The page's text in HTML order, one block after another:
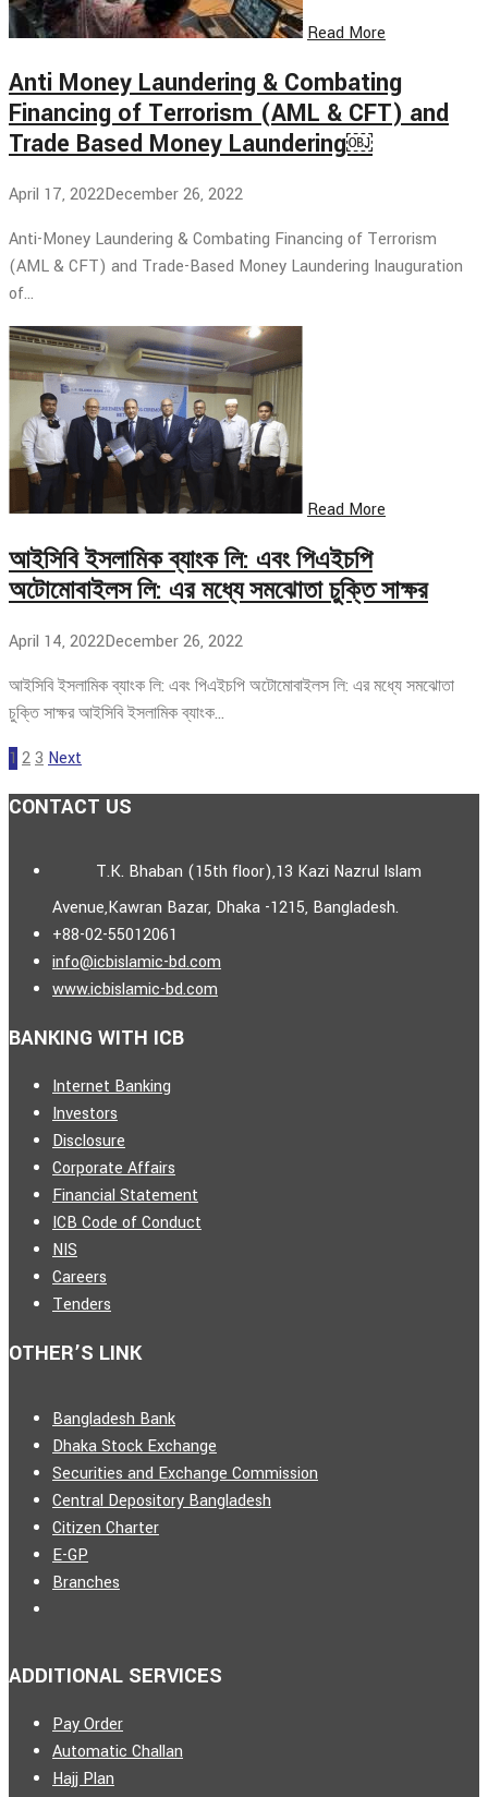
Read More
Anti Money Laundering & Combating
Financing of Terrorism (AML & CFT) and
Trade Based Money Laundering￼
April 17, 2022December 26, 2022
Anti-Money Laundering & Combating Financing of Terrorism
(AML & CFT) and Trade-Based Money Laundering Inauguration
of…
Read More
আইসিবি ইসলামিক ব্যাংক লি: এবং পিএইচপি
অটোমোবাইলস লি: এর মধ্যে সমঝোতা চুক্তি সাক্ষর
April 14, 2022December 26, 2022
আইসিবি ইসলামিক ব্যাংক লি: এবং পিএইচপি অটোমোবাইলস লি: এর মধ্যে সমঝোতা
চুক্তি সাক্ষর আইসিবি ইসলামিক ব্যাংক…
1 23 Next
CONTACT US
T.K. Bhaban (15th floor),13 Kazi Nazrul Islam
Avenue,Kawran Bazar, Dhaka -1215, Bangladesh.
+88-02-55012061
info@icbislamic-bd.com
www.icbislamic-bd.com
BANKING WITH ICB
Internet Banking
Investors
Disclosure
Corporate Affairs
Financial Statement
ICB Code of Conduct
NIS
Careers
Tenders
OTHER’S LINK
Bangladesh Bank
Dhaka Stock Exchange
Securities and Exchange Commission
Central Depository Bangladesh
Citizen Charter
E-GP
Branches
ADDITIONAL SERVICES
Pay Order
Automatic Challan
Hajj Plan